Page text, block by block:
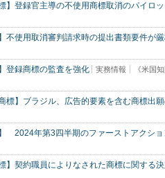
】登録官主導の不使用商標取消のパイロ
不使用取消審判請求時の提出書類要件が
登録商標の監査を強化 実務情報
《米国
標】ブラジル、広告的要素を含む商標出
】 2024年第3四半期のファーストアクショ
】契約職員によりなされた商標に関する